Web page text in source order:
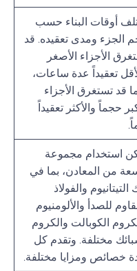
أوقات البناء حسب
الجزء ومدى تعقيده. قد
الأجزاء الأصغر
تعقيداً عدة ساعات،
قد تستغرق الأجزاء
حجماً والأكثر تعقيداً
استخدام مجموعة
من المعادن، بما في
التيتانيوم والفولاذ
للصدأ والألومنيوم
الكوبالت والكروم
مختلفة. وتقدم كل
خصائص ومزايا مختلفة.